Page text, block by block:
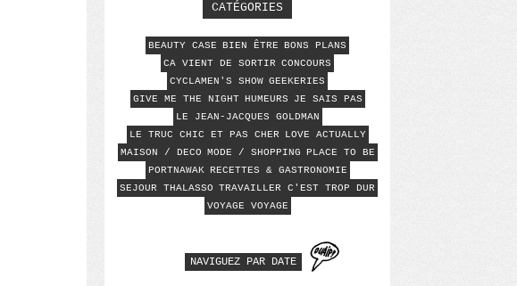
CATÉGORIES
BEAUTY CASE BIEN ÊTRE BONS PLANS
CA VIENT DE SORTIR CONCOURS
CYCLAMEN'S SHOW GEEKERIES
GIVE ME THE NIGHT HUMEURS
JE SAIS PAS
LE JEAN-JACQUES GOLDMAN
LE TRUC CHIC ET PAS CHER
LOVE ACTUALLY
MAISON / DECO MODE / SHOPPING PLACE TO BE
PORTNAWAK RECETTES & GASTRONOMIE
SEJOUR THALASSO TRAVAILLER C'EST TROP DUR
VOYAGE VOYAGE
NAVIGUEZ PAR DATE